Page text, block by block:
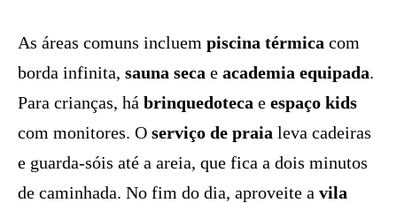
As áreas comuns incluem piscina térmica com
borda infinita, sauna seca e academia equipada.
Para crianças, há brinquedoteca e espaço kids
com monitores. O serviço de praia leva cadeiras
e guarda-sóis até a areia, que fica a dois minutos
de caminhada. No fim do dia, aproveite a vila